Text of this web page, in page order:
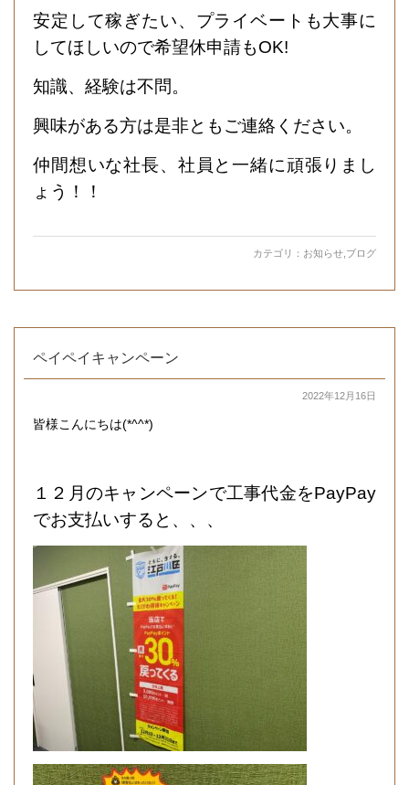
安定して稼ぎたい、プライベートも大事に
してほしいので希望休申請もOK!
知識、経験は不問。
興味がある方は是非ともご連絡ください。
仲間想いな社長、社員と一緒に頑張りまし
ょう！！
カテゴリ： お知らせ ブログ
ペイペイキャンペーン
2022年12月16日
皆様こんにちは(*^^*)
１２月のキャンペーンで工事代金をPayPay
でお支払いすると、、、